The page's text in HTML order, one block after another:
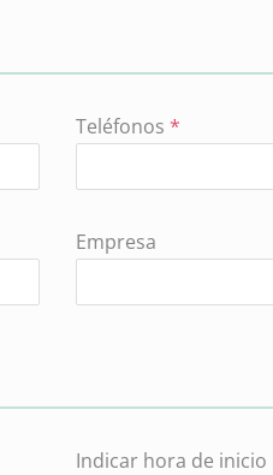
Teléfonos*
Empresa
Indicar hora de inicio